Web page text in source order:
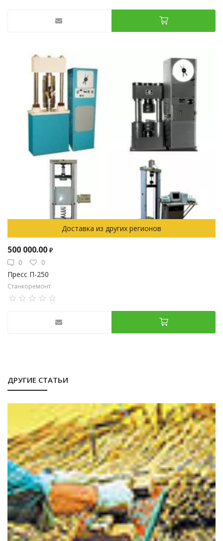
Доставка из других регионов
500 000.00 ₽
0
0
Пресс П-250
Станкоремонт
ДРУГИЕ СТАТЬИ